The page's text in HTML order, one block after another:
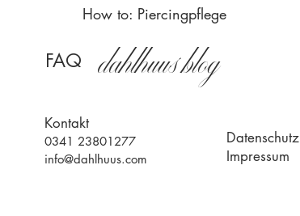
FAQ
How to: Piercingpflege
dahlhuus blog
Kontakt
0341 23801277
info@dahlhuus.com
Datenschutz
Impressum